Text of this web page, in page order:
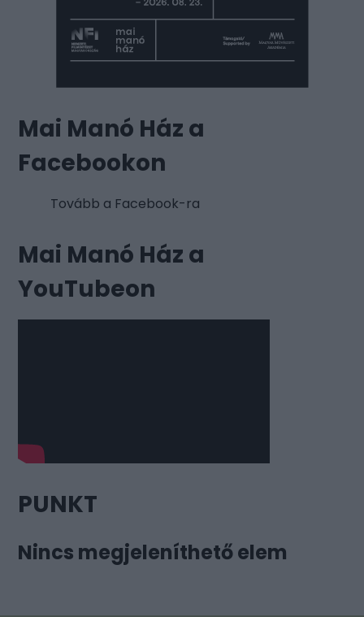
Mai Manó Ház a
Facebookon
Tovább a Facebook-ra
Mai Manó Ház a
YouTubeon
PUNKT
Nincs megjeleníthető elem